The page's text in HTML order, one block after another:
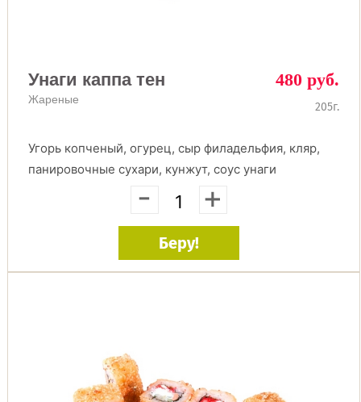
Унаги каппа тен
Жареные
480 руб.
205г.
Угорь копченый, огурец, сыр филадельфия, кляр,
панировочные сухари, кунжут, соус унаги
- +
Беру!